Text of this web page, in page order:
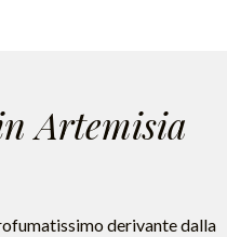
Artemisia
derivante dalla